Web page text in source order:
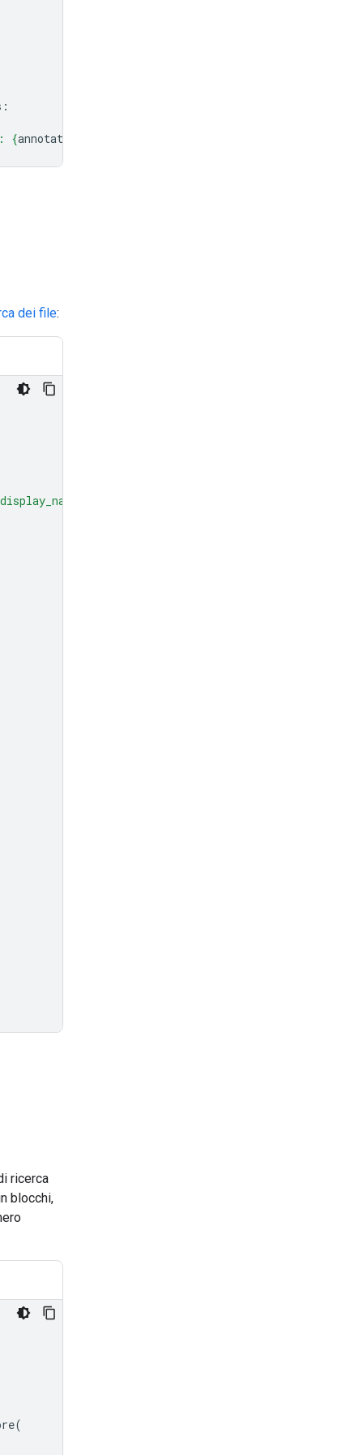
:
: {annotation
dei file:
ricerca
blocchi,
(